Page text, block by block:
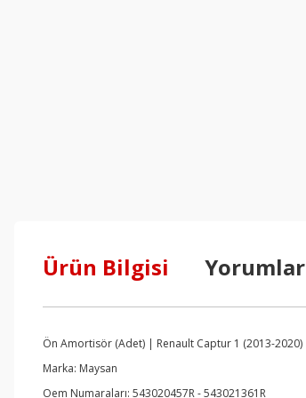
Ürün Bilgisi Yorumlar
Ön Amortisör (Adet) | Renault Captur 1 (2013-2020)
Marka: Maysan
Oem Numaraları: 543020457R - 543021361R